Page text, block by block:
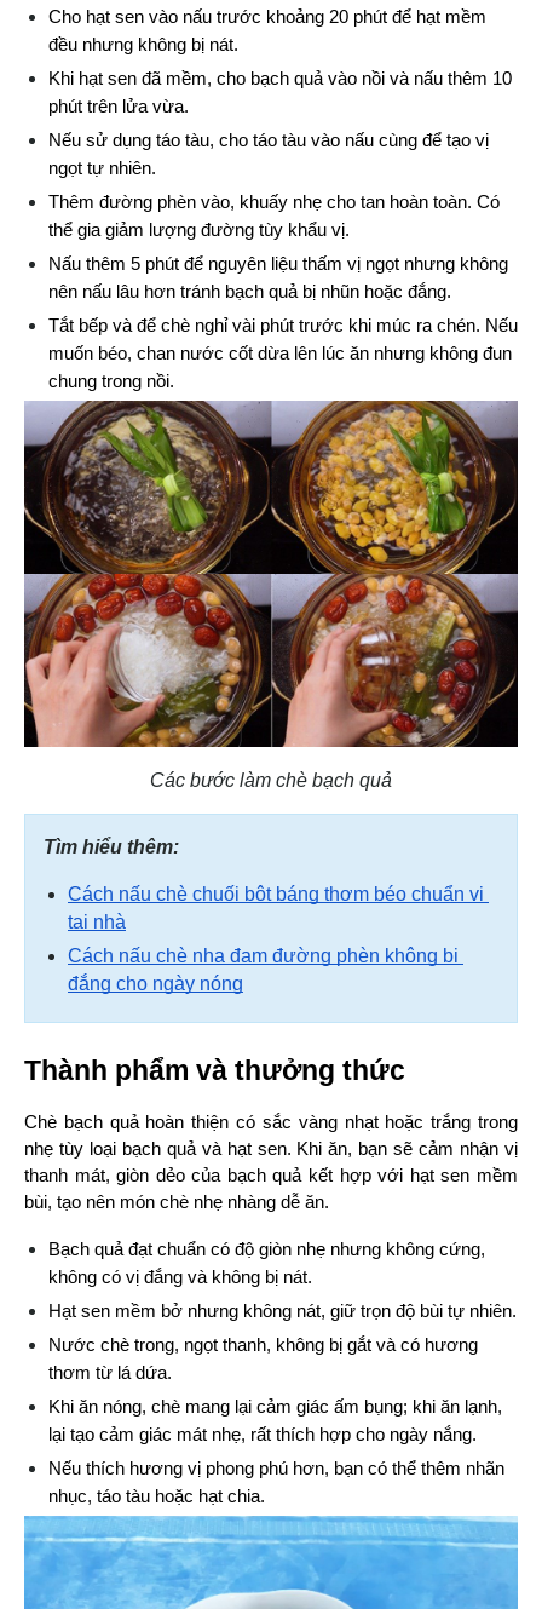
Cho hạt sen vào nấu trước khoảng 20 phút để hạt mềm
đều nhưng không bị nát.
Khi hạt sen đã mềm, cho bạch quả vào nồi và nấu thêm 10
phút trên lửa vừa.
Nếu sử dụng táo tàu, cho táo tàu vào nấu cùng để tạo vị
ngọt tự nhiên.
Thêm đường phèn vào, khuấy nhẹ cho tan hoàn toàn. Có
thể gia giảm lượng đường tùy khẩu vị.
Nấu thêm 5 phút để nguyên liệu thấm vị ngọt nhưng không
nên nấu lâu hơn tránh bạch quả bị nhũn hoặc đắng.
Tắt bếp và để chè nghỉ vài phút trước khi múc ra chén. Nếu
muốn béo, chan nước cốt dừa lên lúc ăn nhưng không đun
chung trong nồi.
Các bước làm chè bạch quả
Tìm hiểu thêm:
Cách nấu chè chuối bột báng thơm béo chuẩn vị
tại nhà
Cách nấu chè nha đam đường phèn không bị
đắng cho ngày nóng
Thành phẩm và thưởng thức
Chè bạch quả hoàn thiện có sắc vàng nhạt hoặc trắng trong
nhẹ tùy loại bạch quả và hạt sen. Khi ăn, bạn sẽ cảm nhận vị
thanh mát, giòn dẻo của bạch quả kết hợp với hạt sen mềm
bùi, tạo nên món chè nhẹ nhàng dễ ăn.
Bạch quả đạt chuẩn có độ giòn nhẹ nhưng không cứng,
không có vị đắng và không bị nát.
Hạt sen mềm bở nhưng không nát, giữ trọn độ bùi tự nhiên.
Nước chè trong, ngọt thanh, không bị gắt và có hương
thơm từ lá dứa.
Khi ăn nóng, chè mang lại cảm giác ấm bụng; khi ăn lạnh,
lại tạo cảm giác mát nhẹ, rất thích hợp cho ngày nắng.
Nếu thích hương vị phong phú hơn, bạn có thể thêm nhãn
nhục, táo tàu hoặc hạt chia.